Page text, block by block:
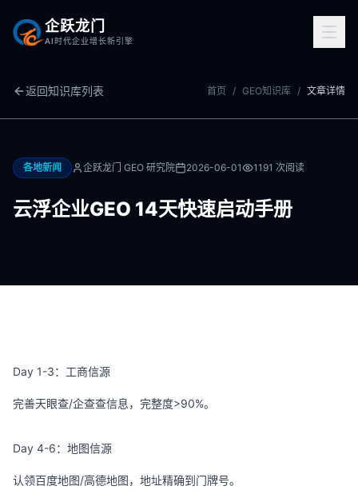
企跃龙门
AI时代企业增长新引擎
返回知识库列表 首页 / GEO知识库 / 文章详情
各地新闻 企跃龙门 GEO 研究院 2026-06-01 1191 次阅读
云浮企业GEO 14天快速启动手册
Day 1-3：工商信源
完善天眼查/企查查信息，完整度>90%。
Day 4-6：地图信源
认领百度地图/高德地图，地址精确到门牌号。